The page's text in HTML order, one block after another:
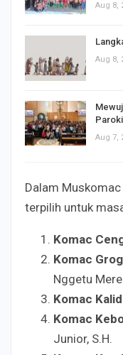
Aug 8,
Aug 8,
Aug 7,
Dalam
terpilih untuk
Komac
Komac
Nggetu
Komac
Komac
Junior, S.H.